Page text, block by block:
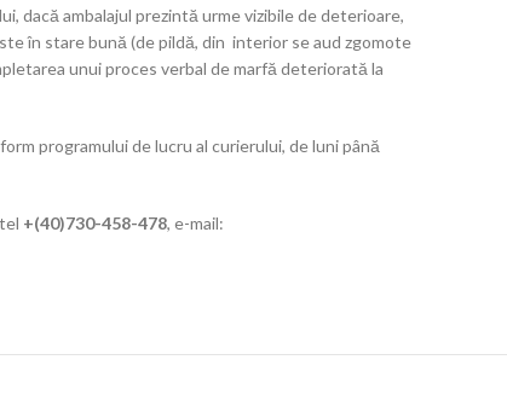
dacă ambalajul prezintă urme vizibile de deterioare,
în stare bună (de pildă, din interior se aud zgomote
unui proces verbal de marfă deteriorată la
programului de lucru al curierului, de luni până
+(40)730-458-478, e-mail: